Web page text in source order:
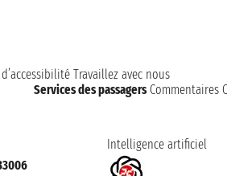
Travaillez avec nous
Services des passagers Commentaires
Intelligence artificiel